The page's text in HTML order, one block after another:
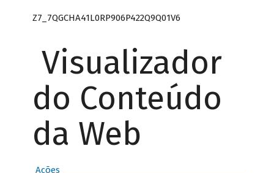
Z7_7QGCHA41L0RP906P422Q9Q01V6
Visualizador
do Conteúdo
da Web
Ações